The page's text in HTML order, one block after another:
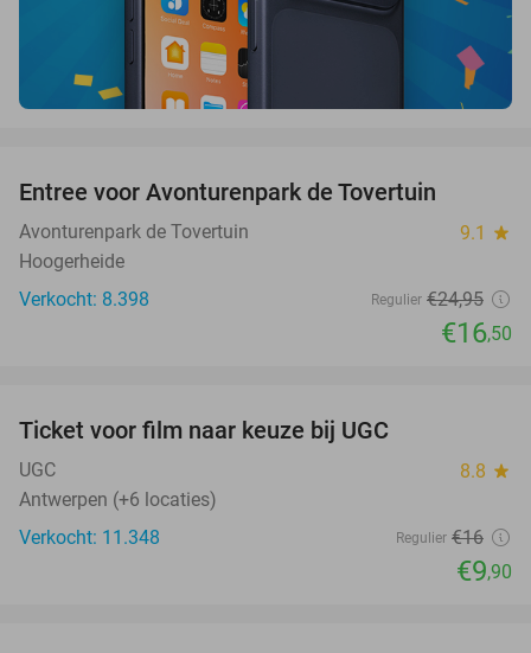
Entree voor Avonturenpark de Tovertuin
Avonturenpark de Tovertuin 9.1 star
Hoogerheide
Verkocht: 8.398
Regulier €24,95
€16,50
Ticket voor film naar keuze bij UGC
UGC 8.8 star
Antwerpen (+6 locaties)
Verkocht: 11.348
Regulier €16
€9,90